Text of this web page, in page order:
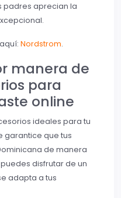
padres aprecian la
Nordstrom.
manera de
para
online
ideales para tu
garantice que tus
de manera
puedes disfrutar de un
adapta a tus